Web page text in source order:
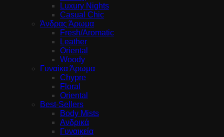
Luxury Nights
Casual Chic
Άνδρας Άρωμα
Fresh/Aromatic
Leather
Oriental
Woody
Γυναίκα Άρωμα
Chypre
Floral
Oriental
Best-Sellers
Body Mists
Ανδρικά
Γυναικεία